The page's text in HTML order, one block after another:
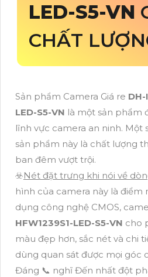
LED-S5-VN
CHẤT
Sản phẩm Camera Giá re DH-
LED-S5-VN là một sản phẩm
lĩnh vực camera an ninh. Một
sản phẩm này là chất lượng
ban đêm vượt trội.
☣️Nét đặt trưng khi nói về
hình của camera này là điểm
dụng công nghệ CMOS,
HFW1239S1-LED-S5-VN cho
màu đẹp hơn, sắc nét và chi
dùng quan sát được mọi góc
Đáng 📞 nghĩ Đến nhất đột